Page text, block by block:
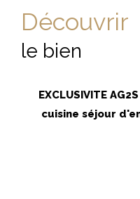
découvrir
le bien
EXCLUSIVITE
cuisine séjour